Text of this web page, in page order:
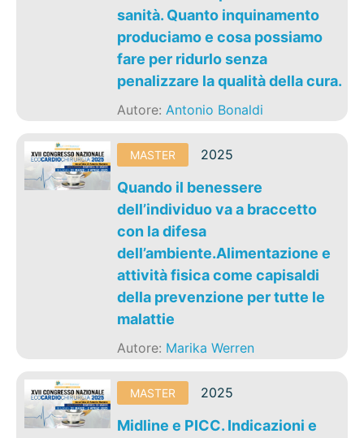
sanità. Quanto inquinamento
produciamo e cosa possiamo
fare per ridurlo senza
penalizzare la qualità della cura.
Autore:Antonio Bonaldi
MASTER 2025
Quando il benessere
dell’individuo va a braccetto
con la difesa
dell’ambiente.Alimentazione e
attività fisica come capisaldi
della prevenzione per tutte le
malattie
Autore: Marika Werren
MASTER 2025
Midline e PICC. Indicazioni e